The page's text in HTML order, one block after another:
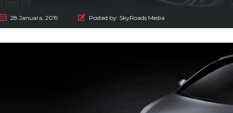
28 Januara, 2019 Posted by: SkyRoads Media